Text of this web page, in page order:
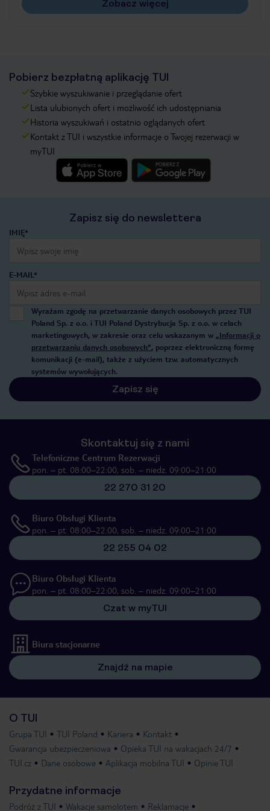
Zobacz więcej
Pobierz bezpłatną aplikację TUI
Szybkie wyszukiwanie i przeglądanie ofert
Lista ulubionych ofert i możliwość ich udostępniania
Historia wyszukiwań i ostatnio oglądanych ofert
Kontakt z TUI i wszystkie informacje o Twojej rezerwacji w
myTUI
Zapisz się do newslettera
IMIĘ*
E-MAIL*
Wyrażam zgodę na przetwarzanie danych osobowych przez TUI
Poland Sp. z o.o. i TUI Poland Dystrybucja Sp. z o.o. w celach
marketingowych, w zakresie oraz celu wskazanym w „Informacji o
przetwarzaniu danych osobowych”, poprzez elektroniczną formę
komunikacji (e-mail), także z użyciem tzw. automatycznych
systemów wywołujących.
Zapisz się
Skontaktuj się z nami
Telefoniczne Centrum Rezerwacji
pon. – pt. 08:00–22:00, sob. – niedz. 09:00–21:00
22 270 31 20
Biuro Obsługi Klienta
pon. – pt. 08:00–22:00, sob. – niedz. 09:00–21:00
22 255 04 02
Biuro Obsługi Klienta
pon. – pt. 08:00–22:00, sob. – niedz. 09:00–21:00
Czat w myTUI
Biura stacjonarne
Znajdź na mapie
O TUI
Grupa TUI TUI Poland Kariera
Kontakt
Gwarancja ubezpieczeniowa
Opieka TUI na wakacjach 24/7
TUI.cz
Dane osobowe Aplikacja mobilna TUI Opinie TUI
Przydatne informacje
Podróż z TUI Wakacje samolotem Reklamacje